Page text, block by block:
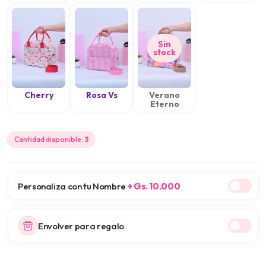
Cherry Rosa Vs
Sin
stock
Verano
Eterno
Cantidad disponible: 3
Personaliza con tu Nombre + Gs. 10.000
Envolver para regalo